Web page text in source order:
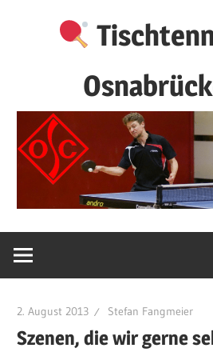
2. August 2013 Stefan Fangmeier
Szenen, die wir gerne